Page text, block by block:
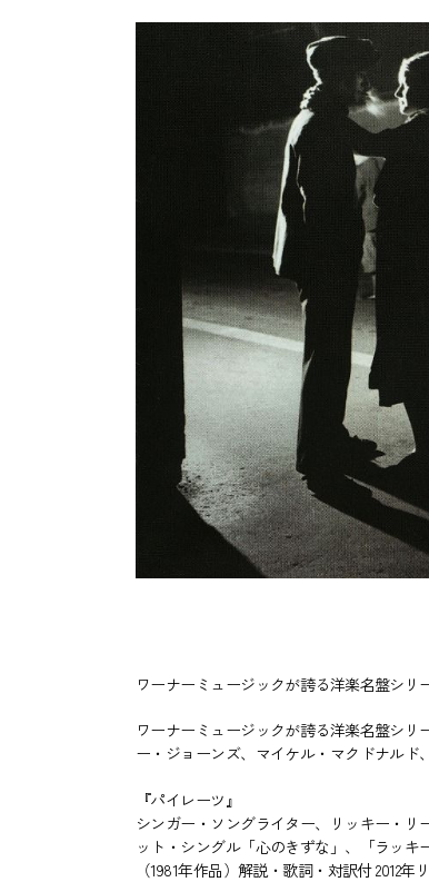
ワーナーミュージックが誇る洋楽名盤シリ
ワーナーミュージックが誇る洋楽名盤シ
ー・ジョーンズ、マイケル・マクドナルド
『パイレーツ』
シンガー・ソングライター、リッキー・
ット・シングル「心のきずな」、「ラッキ
（1981年作品）解説・歌詞・対訳付 2012年